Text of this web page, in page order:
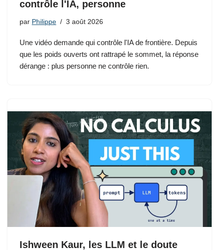
contrôle l'IA, personne
par Philippe 3 août 2026
Une vidéo demande qui contrôle l'IA de frontière. Depuis
que les poids ouverts ont rattrapé le sommet, la réponse
dérange : plus personne ne contrôle rien.
Ishween Kaur, les LLM et le doute